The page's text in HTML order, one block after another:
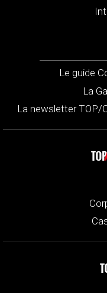
Le guide
La
La newsletter TOP/